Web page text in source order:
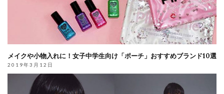
メイクや小物入れに！女子中学生向け「ポーチ」おすすめブランド10選
2019年3月12日